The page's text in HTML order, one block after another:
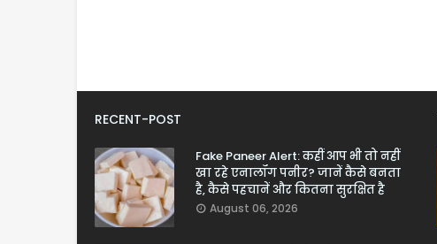
RECENT-POST
Fake Paneer Alert: कहीं आप भी तो नहीं
खा रहे एनालॉग पनीर? जानें कैसे बनता
है, कैसे पहचानें और कितना सुरक्षित है
August 06, 2026